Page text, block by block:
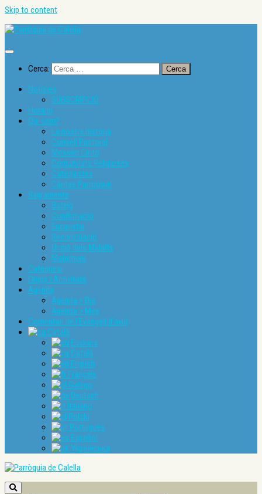
Skip to content
Cerca:
Notícies
SUBSCRIPCIÓ
Horaris
Qui som?
La nostra història
Consell Pastoral
Mossèn Cinto
Comunitats Religioses
Catequistes
Càritas Parroquial
Sagraments
Bateig
Confirmació
Eucaristia
Reconciliació
Unció dels Malalts
Matrimoni
Catequesi
Grups i Activitats
Agenda
Agenda > Dia
Agenda > Mes
Comentari de l’Evangeli d’avui
Català
Euskara
Català
English
Français
Galego
Deutsch
Italiano
Polski
Português
Español
Українська